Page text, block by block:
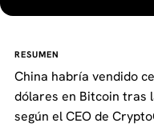
RESUMEN
China habría vendido
dólares en Bitcoin tras
según el CEO de